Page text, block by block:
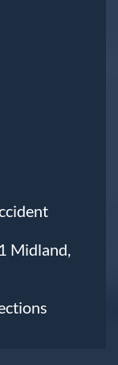
Midland,